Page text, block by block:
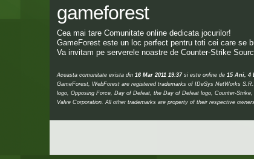
gameforest
Cea mai tare Comunitate online dedicata jocurilor!
GameForest este un loc perfect pentru toti cei care se
Va invitam pe serverele noastre de Counter-Strike
Aceasta comunitate exista din 16 Mar 2011 19:37si este online de 15 Ani, 4
GameForest, WebForest are registered trademarks of IDeSys NetWorks
logo, Opposing Force, Day of Defeat, the Day of Defeat logo, Counter-
Valve Corporation. All other trademarks are property of their respective